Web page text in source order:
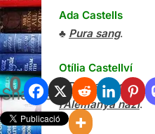
0
Shares
Ada Castells
♣ Pura sang.
Otília Castellví
♠ De les txeques
l’Alemanya nazi.